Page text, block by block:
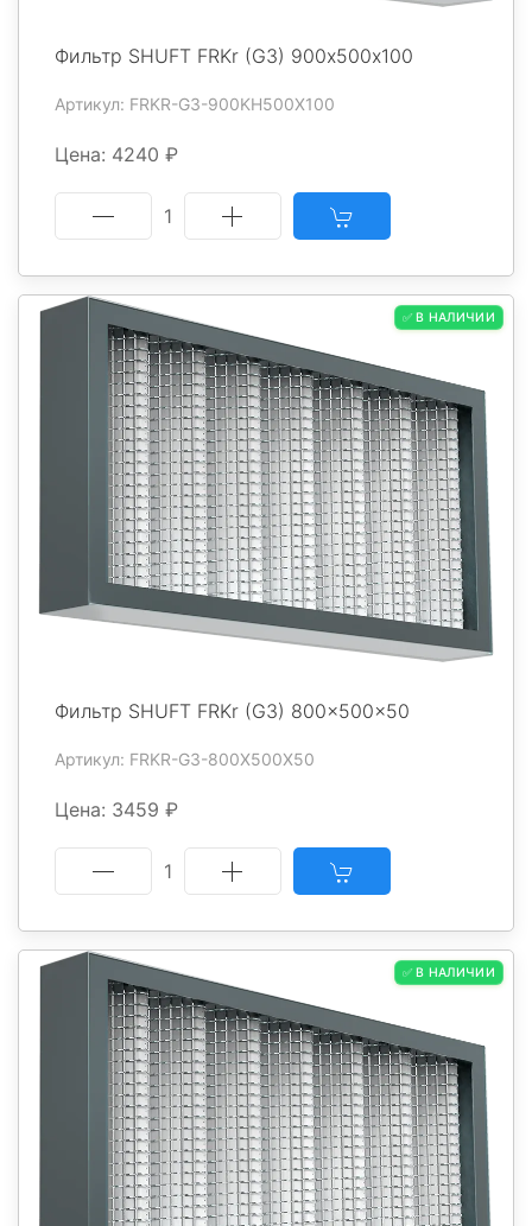
Фильтр SHUFT FRKr (G3) 900х500x100
Артикул: FRKR-G3-900KH500X100
Цена: 4240 ₽
1
✅ В НАЛИЧИИ
Фильтр SHUFT FRKr (G3) 800x500x50
Артикул: FRKR-G3-800X500X50
Цена: 3459 ₽
1
✅ В НАЛИЧИИ